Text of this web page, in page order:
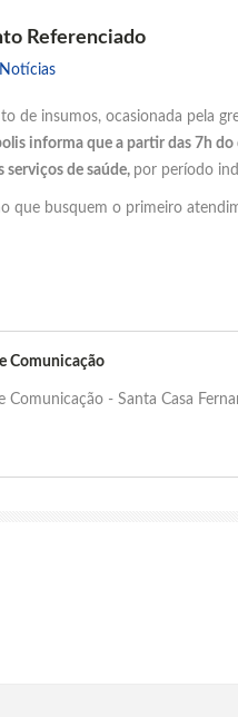
Referenciado
Notícias
de insumos, ocasionada pela
informa que a partir das 7h
serviços de saúde, por período
que busquem o primeiro
Comunicação
Comunicação - Santa Casa